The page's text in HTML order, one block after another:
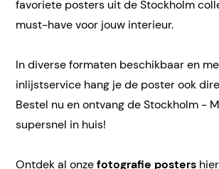
favoriete posters uit de Stockholm
must-have voor jouw interieur.
In diverse formaten beschikbaar en
inlijstservice hang je de poster ook
Bestel nu en ontvang de Stockholm -
supersnel in huis!
Ontdek al onzefotografie posters